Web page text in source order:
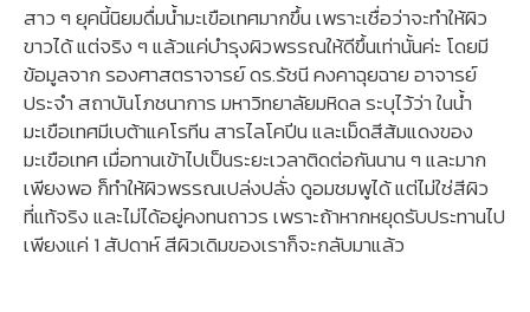
สาว ๆ ยุคนี้นิยมดื่มน้ำมะเขือเทศมากขึ้น เพราะเชื่อว่าจะทำให้ผิว
ขาวได้ แต่จริง ๆ แล้วแค่บำรุงผิวพรรณให้ดีขึ้นเท่านั้นค่ะ โดยมี
ข้อมูลจาก รองศาสตราจารย์ ดร.รัชนี คงคาฉุยฉาย อาจารย์
ประจำ สถาบันโภชนาการ มหาวิทยาลัยมหิดล ระบุไว้ว่า ในน้ำ
มะเขือเทศมีเบต้าแคโรทีน สารไลโคปีน และเม็ดสีส้มแดงของ
มะเขือเทศ เมื่อทานเข้าไปเป็นระยะเวลาติดต่อกันนาน ๆ และมาก
เพียงพอ ก็ทำให้ผิวพรรณเปล่งปลั่ง ดูอมชมพูได้ แต่ไม่ใช่สีผิว
ที่แท้จริง และไม่ได้อยู่คงทนถาวร เพราะถ้าหากหยุดรับประทานไป
เพียงแค่ 1 สัปดาห์ สีผิวเดิมของเราก็จะกลับมาแล้ว